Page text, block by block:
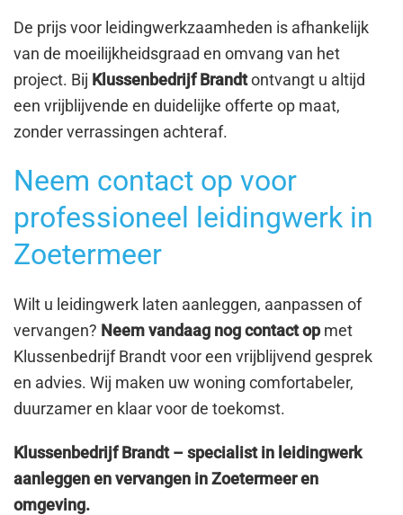
De prijs voor leidingwerkzaamheden is afhankelijk
van de moeilijkheidsgraad en omvang van het
project. Bij Klussenbedrijf Brandtontvangt u altijd
een vrijblijvende en duidelijke offerte op maat,
zonder verrassingen achteraf.
Neem contact op voor
professioneel leidingwerk in
Zoetermeer
Wilt u leidingwerk laten aanleggen, aanpassen of
vervangen? Neem vandaag nog contact opmet
Klussenbedrijf Brandtvoor een vrijblijvend gesprek
en advies. Wij maken uw woning comfortabeler,
duurzamer en klaar voor de toekomst.
Klussenbedrijf Brandt– specialist in leidingwerk
aanleggen en vervangen in Zoetermeer en
omgeving.